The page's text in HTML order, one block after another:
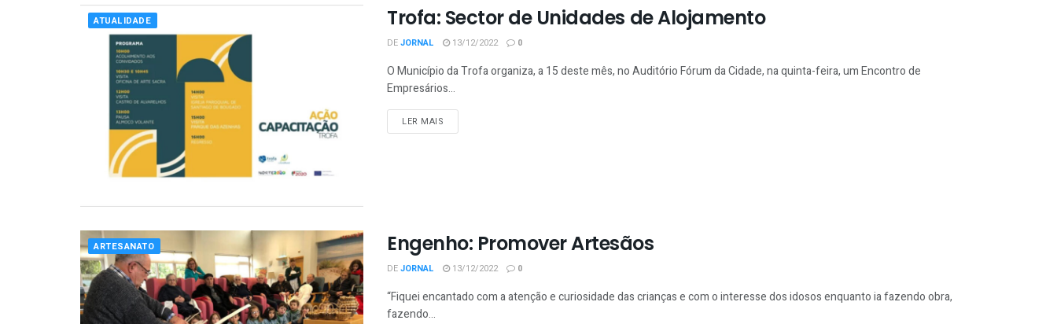
ATUALIDADE Trofa: Sector de Unidades de Alojamento
DEJORNAL 13/12/2022 0
O Município da Trofa organiza, a 15 deste mês, no Auditório Fórum da Cidade, na quinta-feira, um Encontro de
Empresários...
LER MAIS
ARTESANATO Engenho: Promover Artesãos
DEJORNAL 13/12/2022 0
“Fiquei encantado com a atenção e curiosidade das crianças e com o interesse dos idosos enquanto ia fazendo obra,
fazendo...